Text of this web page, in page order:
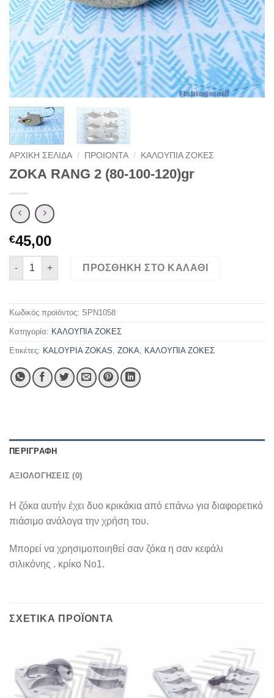
ΑΡΧΙΚΉ ΣΕΛΊΔΑ / ΠΡΟΙΟΝΤΑ / ΚΑΛΟΥΠΙΑ ΖΟΚΕΣ
ΖΟΚΑ RANG 2 (80-100-120)gr
€45,00
ΖΟΚΑ RANG 2 (80-100-120)gr ποσότητα
ΠΡΟΣΘΉΚΗ ΣΤΟ ΚΑΛΆΘΙ
Κωδικός προϊόντος: SPN1058
Κατηγορία: ΚΑΛΟΥΠΙΑ ΖΟΚΕΣ
Ετικέτες: KALOYPIA ZOKAS ZOKA ΚΑΛΟΥΠΙΑ ΖΟΚΕΣ
ΠΕΡΙΓΡΑΦΉ
ΑΞΙΟΛΟΓΉΣΕΙΣ (0)
Η ζόκα αυτήν έχει δυο κρικάκια από επάνω για διαφορετικό
πιάσιμο ανάλογα την χρήση του.
Μπορεί να χρησιμοποιηθεί σαν ζόκα η σαν κεφάλι
σιλικόνης . κρίκο Νο1.
ΣΧΕΤΙΚΆ ΠΡΟΪΌΝΤΑ